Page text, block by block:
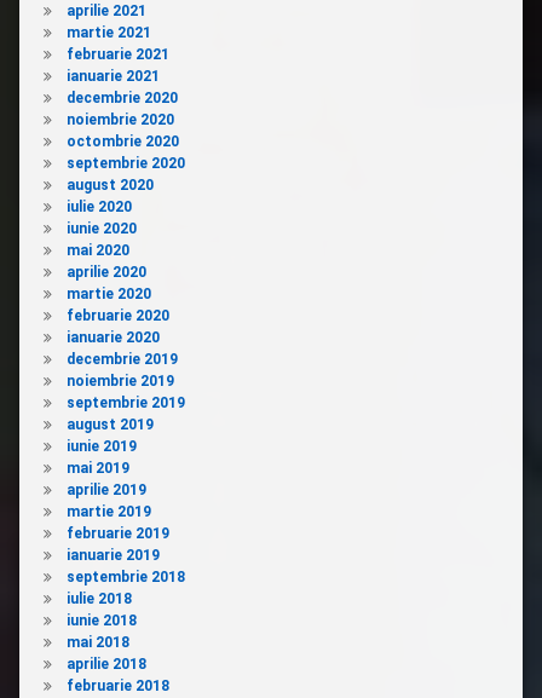
aprilie 2021
martie 2021
februarie 2021
ianuarie 2021
decembrie 2020
noiembrie 2020
octombrie 2020
septembrie 2020
august 2020
iulie 2020
iunie 2020
mai 2020
aprilie 2020
martie 2020
februarie 2020
ianuarie 2020
decembrie 2019
noiembrie 2019
septembrie 2019
august 2019
iunie 2019
mai 2019
aprilie 2019
martie 2019
februarie 2019
ianuarie 2019
septembrie 2018
iulie 2018
iunie 2018
mai 2018
aprilie 2018
februarie 2018